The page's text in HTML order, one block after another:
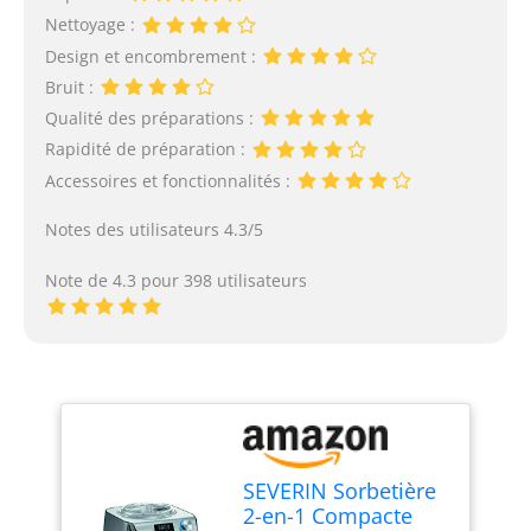
Nettoyage :
Design et encombrement :
Bruit :
Qualité des préparations :
Rapidité de préparation :
Accessoires et fonctionnalités :
Notes des utilisateurs 4.3/5
Note de 4.3 pour 398 utilisateurs
SEVERIN Sorbetière
2-en-1 Compacte